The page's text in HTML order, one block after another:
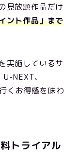
見放題作品だけ
ント作品」まで
実施しているサ
NEXT、
くお得感を味わ
トライアル